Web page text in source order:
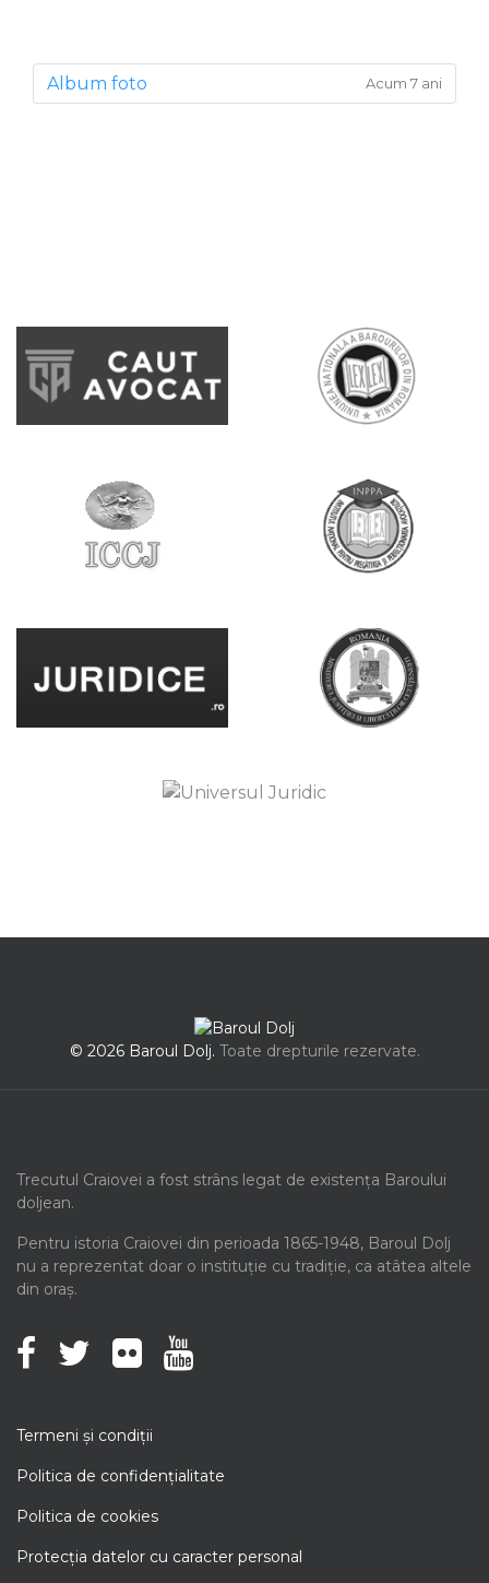
Album foto Acum 7 ani
© 2026 Baroul Dolj. Toate drepturile rezervate.
Trecutul Craiovei a fost strâns legat de existența Baroului
doljean.
Pentru istoria Craiovei din perioada 1865-1948, Baroul Dolj
nu a reprezentat doar o instituție cu tradiție, ca atâtea altele
din oraș.
Termeni şi condiţii
Politica de confidenţialitate
Politica de cookies
Protecţia datelor cu caracter personal